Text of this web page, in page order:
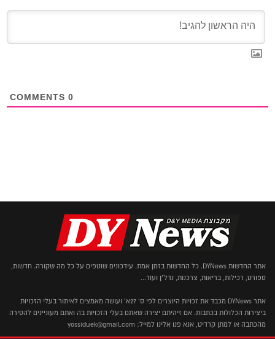
0
אתר החדשות DYNews. כל החדשות בזמן אמת. עידכונים שוטפים על כל מה שקורה. חדשות,
ספורט, רכילות, בריאות, צרכנות, נדל"ן ועוד...
אתר DYNews מכבד את זכויות היוצרים לפי ס' 27א' ועושה מאמצים לאיתור בעלי הזכויות
ביצירות הכלולות בכתבות. אם זיהיתם יצירה שאתם בעלי הזכויות בה ואתם מעוניינים להסירה
מהכתבה או למתן קרדיט, אנא פנו אלינו למייל: yossiduek@gmail.com